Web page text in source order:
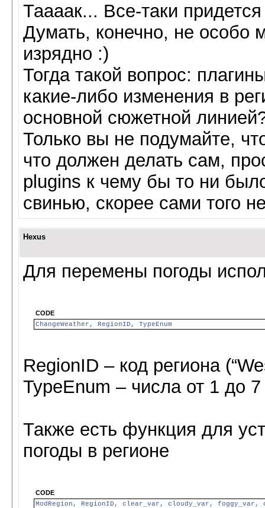
Таааак... Все-таки
Думать, конечно, не особо
изрядно :)
Тогда такой вопрос:
какие-либо изменения в
основной сюжетной
Только вы не подумайте,
что должен делать сам,
plugins к чему бы то ни
свинью, скорее сами того
Hexus
Для перемены погоды
CODE
ChangeWeather, RegionID, TypeEnum
RegionID – код региона
TypeEnum – числа от 1 до
Также есть функция для
погоды в регионе
CODE
ModRegion, RegionID, clear_var, cloudy_var,